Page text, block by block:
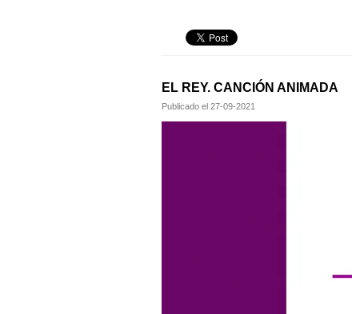
EL REY. CANCIÓN ANIMADA
Publicado el 27-09-2021